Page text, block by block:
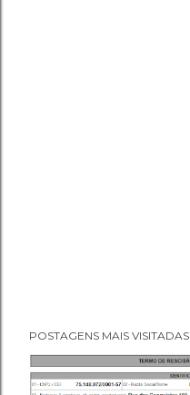
POSTAGENS MAIS VISITADAS